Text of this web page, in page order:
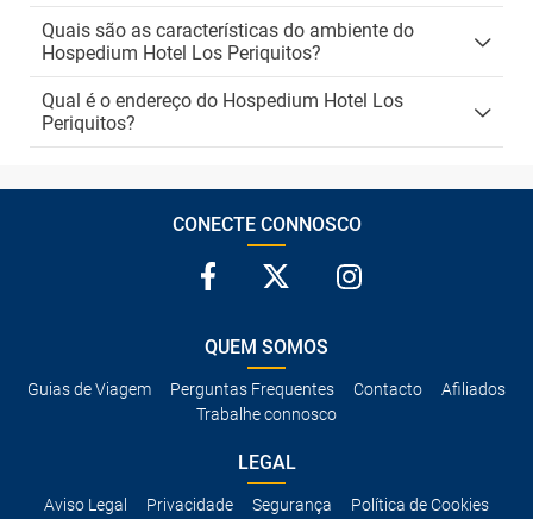
Quais são as características do ambiente do
Hospedium Hotel Los Periquitos?
Qual é o endereço do Hospedium Hotel Los
Periquitos?
CONECTE CONNOSCO
QUEM SOMOS
Guias de Viagem Perguntas Frequentes Contacto
Afiliados
Trabalhe connosco
LEGAL
Aviso Legal Privacidade Segurança
Política de Cookies